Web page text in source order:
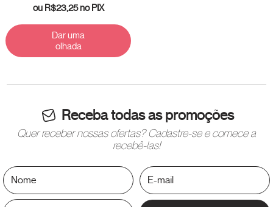
ou R$23,25no PIX
Dar uma
olhada
Receba todas as promoções
Quer receber nossas ofertas? Cadastre-se e comece a
recebê-las!